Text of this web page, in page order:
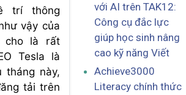
trí thông
vậy của
cho là rất
Tesla là
tháng này,
tải trên
với AI trên TAK12:
Công cụ đắc lực
giúp học sinh nâng
cao kỹ năng Viết
Achieve3000
Literacy chính thức